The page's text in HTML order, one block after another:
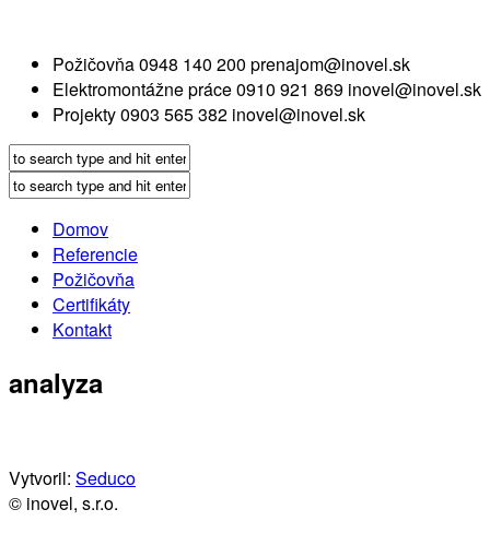
Požičovňa0948 140 200 prenajom@inovel.sk
Elektromontážne práce0910 921 869 inovel@inovel.sk
Projekty0903 565 382 inovel@inovel.sk
Domov
Referencie
Požičovňa
Certifikáty
Kontakt
analyza
Vytvoril: Seduco
© inovel, s.r.o.